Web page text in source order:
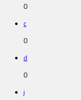
0
c
0
d
0
j